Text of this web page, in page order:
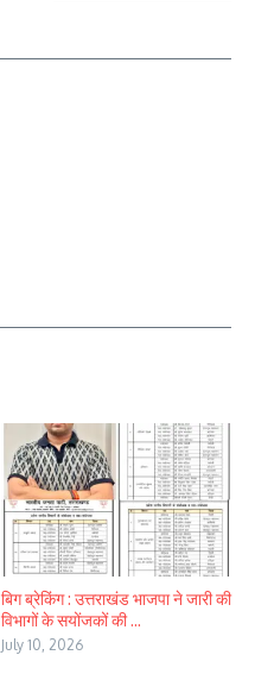
बिग ब्रेकिंग : उत्तराखंड भाजपा ने जारी की
विभागों के सयोंजकों की ...
July 10, 2026